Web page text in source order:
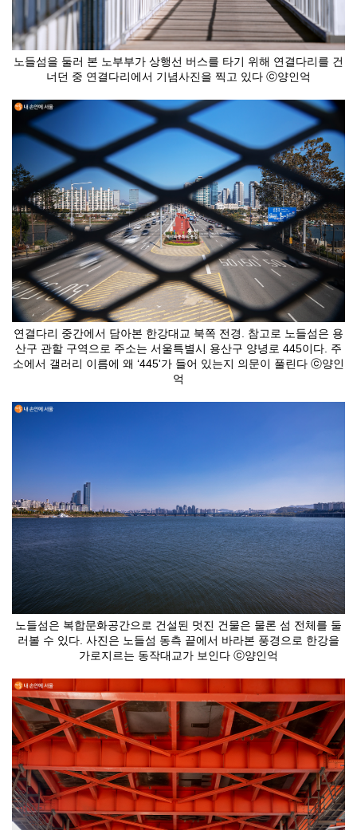
노들섬을 둘러 본 노부부가 상행선 버스를 타기 위해 연결다리를 건
너던 중 연결다리에서 기념사진을 찍고 있다 ⓒ양인억
연결다리 중간에서 담아본 한강대교 북쪽 전경. 참고로 노들섬은 용
산구 관할 구역으로 주소는 서울특별시 용산구 양녕로 445이다. 주
소에서 갤러리 이름에 왜 ‘445'가 들어 있는지 의문이 풀린다 ⓒ양인
억
노들섬은 복합문화공간으로 건설된 멋진 건물은 물론 섬 전체를 둘
러볼 수 있다. 사진은 노들섬 동측 끝에서 바라본 풍경으로 한강을
가로지르는 동작대교가 보인다 ⓒ양인억